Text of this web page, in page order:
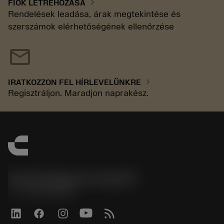
FIÓK LÉTREHOZÁSA
Rendelések leadása, árak megtekintése és
szerszámok elérhetőségének ellenőrzése
mail
IRATKOZZON FEL HÍRLEVELÜNKRE chevron_right
Regisztráljon. Maradjon naprakész.